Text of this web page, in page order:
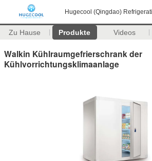
Hugecool (Qingdao)
Zu Hause Produkte Videos
Walkin Kühlraumgefrierschrank der
Kühlvorrichtungsklimaanlage